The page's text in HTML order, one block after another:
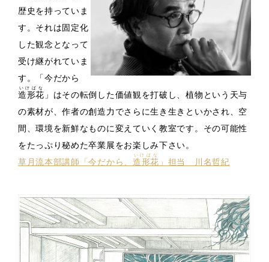
歴史を持っていま
す。それは固定化
した観念となって
受け継がれていま
す。「今だから
造形花
いけばな
」はその転倒した価値観を打破し、植物という天与
の素材が、作者の創造力でさらに生き生きといかされ、空
間、環境を新鮮なものに変えていく教室です。その可能性
をたっぷり秘めた卒業展をお楽しみ下さい。
草月流本部講師「今だから、 造形花
いけばな
」担当 川名哲紀